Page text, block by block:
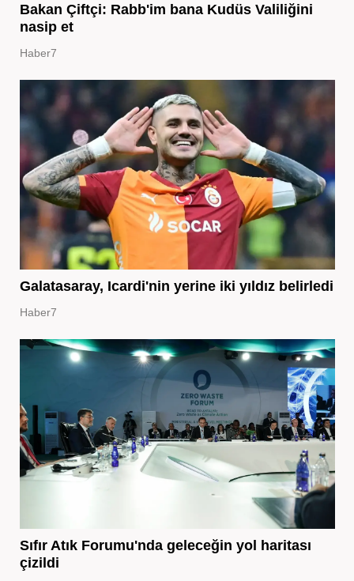
Bakan Çiftçi: Rabb'im bana Kudüs Valiliğini
nasip et
Haber7
Galatasaray, Icardi'nin yerine iki yıldız belirledi
Haber7
Sıfır Atık Forumu'nda geleceğin yol haritası
çizildi